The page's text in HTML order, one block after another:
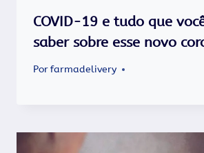
COVID-19 e tudo que
saber sobre esse novo
Porfarmadelivery